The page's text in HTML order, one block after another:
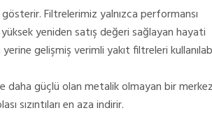
Filtrelerimiz yalnızca performansı
yeniden satış değeri sağlayan hayati
gelişmiş verimli yakıt filtreleri
daha güçlü olan metalik olmayan bir
sızıntıları en aza indirir.